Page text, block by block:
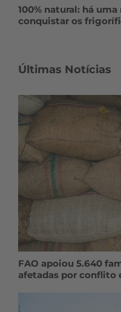
100% natural: há
conquistar os
Últimas Notícias
FAO apoiou 5.640
afetadas por conflito